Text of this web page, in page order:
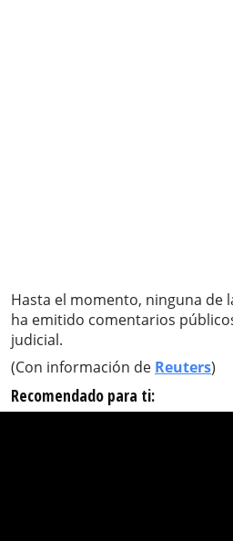
Hasta el momento, ninguna de
ha emitido comentarios
judicial.
(Con información de Reuters)
Recomendado para ti: